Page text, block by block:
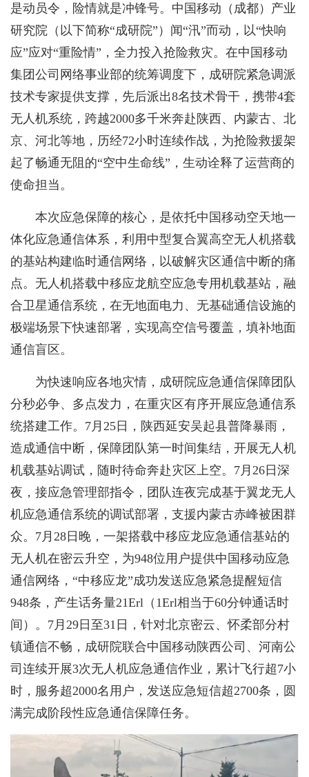
是动员令，险情就是冲锋号。中国移动（成都）产业
研究院（以下简称“成研院”）闻“汛”而动，以“快响
应”应对“重险情”，全力投入抢险救灾。在中国移动
集团公司网络事业部的统筹调度下，成研院紧急调派
技术专家提供支撑，先后派出8名技术骨干，携带4套
无人机系统，跨越2000多千米奔赴陕西、内蒙古、北
京、河北等地，历经72小时连续作战，为抢险救援架
起了畅通无阻的“空中生命线”，生动诠释了运营商的
使命担当。
本次应急保障的核心，是依托中国移动空天地一
体化应急通信体系，利用中型复合翼高空无人机搭载
的基站构建临时通信网络，以破解灾区通信中断的痛
点。无人机搭载中移应龙航空应急专用机载基站，融
合卫星通信系统，在无地面电力、无基础通信设施的
极端场景下快速部署，实现高空信号覆盖，填补地面
通信盲区。
为快速响应各地灾情，成研院应急通信保障团队
分秒必争、多点发力，在重灾区有序开展应急通信系
统搭建工作。7月25日，陕西延安吴起县普降暴雨，
造成通信中断，保障团队第一时间集结，开展无人机
机载基站调试，随时待命奔赴灾区上空。7月26日深
夜，接应急管理部指令，团队连夜完成基于翼龙无人
机应急通信系统的调试部署，支援内蒙古赤峰被困群
众。7月28日晚，一架搭载中移应龙应急通信基站的
无人机在密云升空，为948位用户提供中国移动应急
通信网络，“中移应龙”成功发送应急紧急提醒短信
948条，产生话务量21Erl（1Erl相当于60分钟通话时
间）。7月29日至31日，针对北京密云、怀柔部分村
镇通信不畅，成研院联合中国移动陕西公司、河南公
司连续开展3次无人机应急通信作业，累计飞行超7小
时，服务超2000名用户，发送应急短信超2700条，圆
满完成阶段性应急通信保障任务。